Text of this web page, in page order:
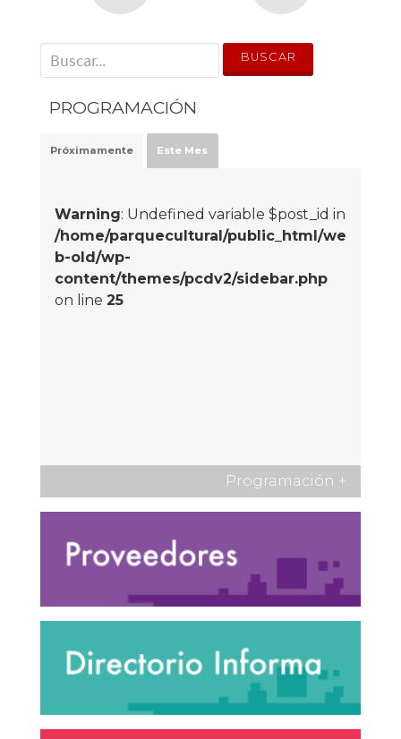
' . __('Search for:') . '
PROGRAMACIÓN
Próximamente Este Mes
Warning: Undefined variable $post_id in
/home/parquecultural/public_html/we
b-old/wp-
content/themes/pcdv2/sidebar.php
on line 25
Programación +